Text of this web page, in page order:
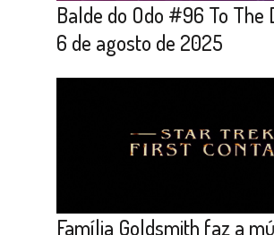
Balde do Odo #96 To The
6 de agosto de 2025
Família Goldsmith faz a